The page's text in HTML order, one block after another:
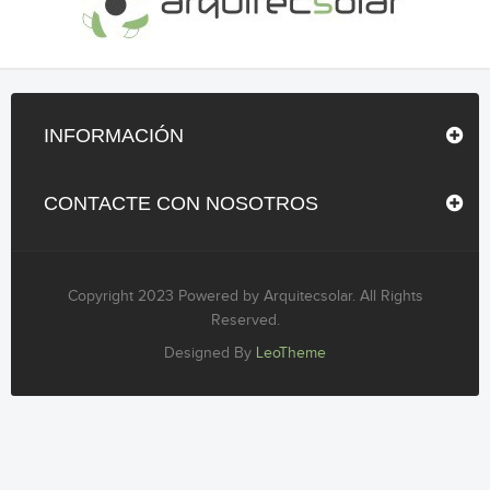
INFORMACIÓN
CONTACTE CON NOSOTROS
Copyright 2023 Powered by Arquitecsolar. All Rights
Reserved.
Designed By LeoTheme